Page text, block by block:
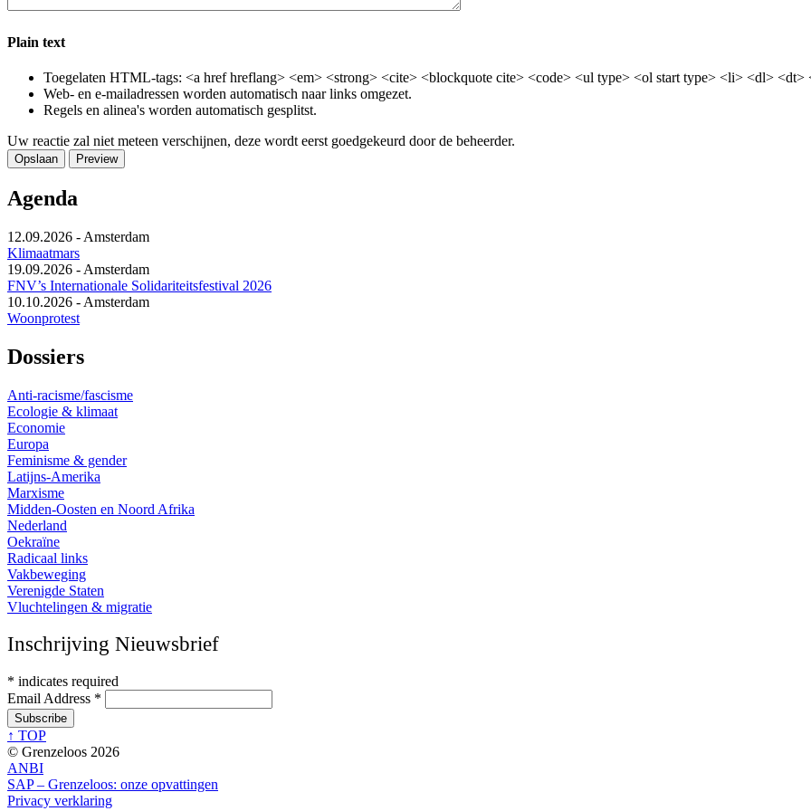
Plain text
Toegelaten HTML-tags: <a href hreflang> <em> <strong> <cite> <blockquote cite> <code> <ul type> <ol start type> <li> <dl> <dt>
Web- en e-mailadressen worden automatisch naar links omgezet.
Regels en alinea's worden automatisch gesplitst.
Uw reactie zal niet meteen verschijnen, deze wordt eerst goedgekeurd door de beheerder.
Agenda
12.09.2026 - Amsterdam
Klimaatmars
19.09.2026 - Amsterdam
FNV’s Internationale Solidariteitsfestival 2026
10.10.2026 - Amsterdam
Woonprotest
Dossiers
Anti-racisme/fascisme
Ecologie & klimaat
Economie
Europa
Feminisme & gender
Latijns-Amerika
Marxisme
Midden-Oosten en Noord Afrika
Nederland
Oekraïne
Radicaal links
Vakbeweging
Verenigde Staten
Vluchtelingen & migratie
Inschrijving Nieuwsbrief
* indicates required
Email Address *
↑ TOP
© Grenzeloos 2026
ANBI
SAP – Grenzeloos: onze opvattingen
Privacy verklaring